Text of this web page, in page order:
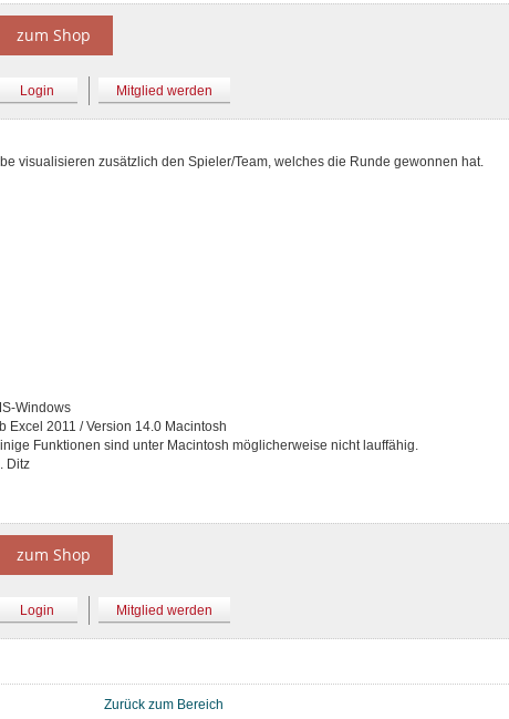
zum Shop
Login Mitglied werden
visualisieren zusätzlich den Spieler/Team, welches die Runde gewonnen hat.
Windows
Excel 2011 / Version 14.0 Macintosh
Funktionen sind unter Macintosh möglicherweise nicht lauffähig.
Ditz
zum Shop
Login Mitglied werden
Zurück zum Bereich